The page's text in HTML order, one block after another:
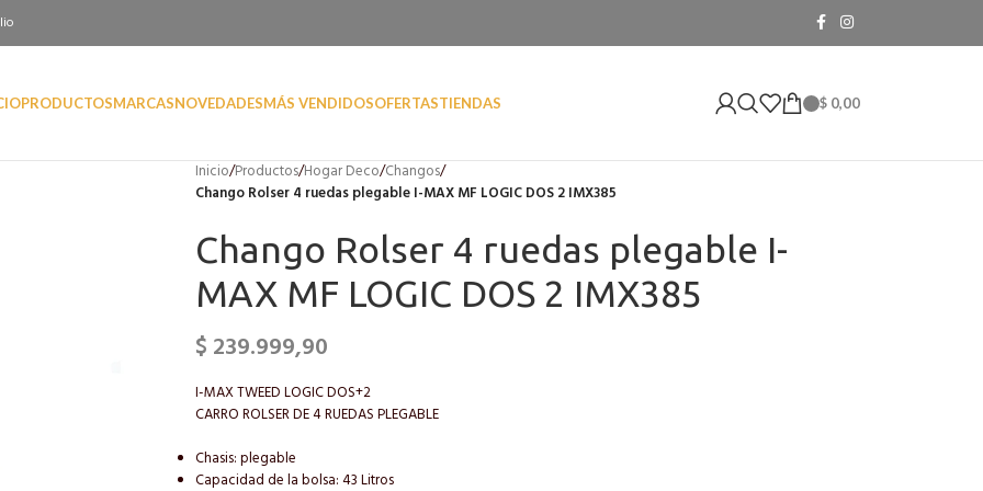
PRODUCTOSMARCASNOVEDADESMÁS VENDIDOSOFERTASTIENDAS $ 0,00
Inicio/Productos/Hogar Deco/Changos/
Chango Rolser 4 ruedas plegable I-MAX MF LOGIC DOS 2 IMX385
Chango Rolser 4 ruedas plegable I-
MAX MF LOGIC DOS 2 IMX385
$ 239.999,90
I-MAX TWEED LOGIC DOS+2
CARRO ROLSER DE 4 RUEDAS PLEGABLE
Chasis: plegable
Capacidad de la bolsa: 43 Litros